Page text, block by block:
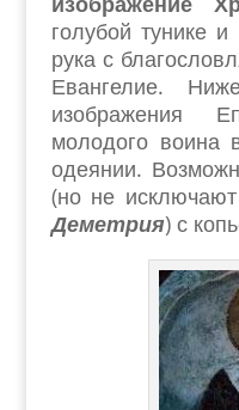
голубой тунике
рука с
Евангелие.
изображения
молодого воина
одеянии.
(но не исключают
Деметрия) с